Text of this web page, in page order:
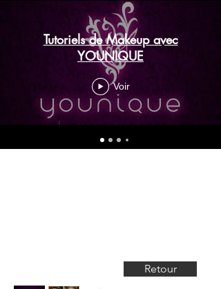
Tutoriels de Makeup avec
YOUNIQUE
Voir
Retour